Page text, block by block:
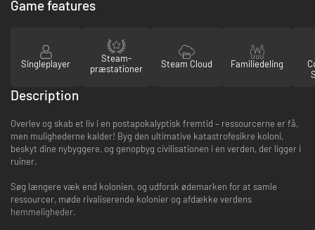
Game features
Singleplayer
Steam-
præstationer
Steam Cloud Familiedeling
Description
Overlev og skab et liv i en postapokalyptisk fremtid – ressourcerne er få,
men mulighederne kalder! Byg den ultimative katastrofesikre koloni,
beskyt dine nybyggere, og genopbyg civilisationen i en verden, der ligger i
ruiner.
Søg længere væk end kolonien, og udforsk ødemarken for at samle
ressourcer, møde rivaliserende kolonier og afdække verdens
hemmeligheder.